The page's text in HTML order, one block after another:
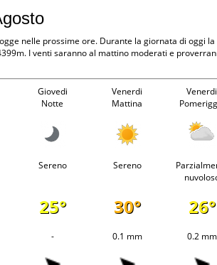
nelle prossime ore. Durante la giornata di oggi
I venti saranno al mattino moderati e
Giovedi
Notte
Venerdi
Mattina
Venerdi
Sereno Sereno
25° 30° 26°
- 0.1 mm 0.2 mm